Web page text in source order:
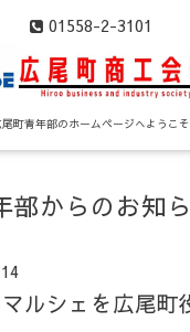
01558-2-3101
尾町青年部のホームページへようこそ
部からのお知
ルシェを広尾町